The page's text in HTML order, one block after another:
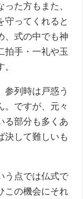
た方もまた、
守ってくれると
、式の中でも神
拍手・一礼や玉
参列時は戸惑う
。ですが、元々
る部分も多くあ
決して難しいも
う点では仏式で
この機会にそれ